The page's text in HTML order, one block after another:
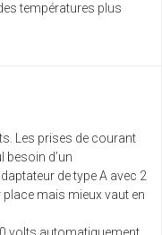
températures plus
Les prises de courant
besoin d’un
de type A avec 2
mais mieux vaut en